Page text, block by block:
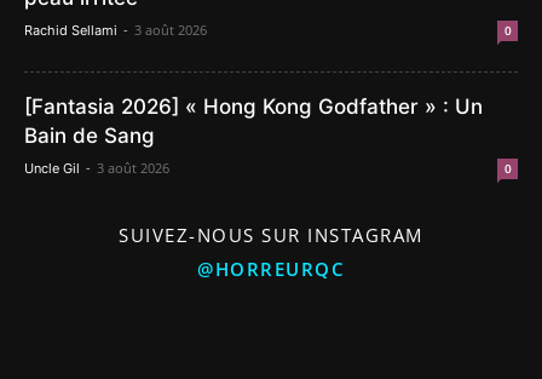
Rachid Sellami - 3 août 2026 0
[Fantasia 2026] « Hong Kong Godfather » : Un
Bain de Sang
Uncle Gil - 3 août 2026 0
SUIVEZ-NOUS SUR INSTAGRAM
@HORREURQC